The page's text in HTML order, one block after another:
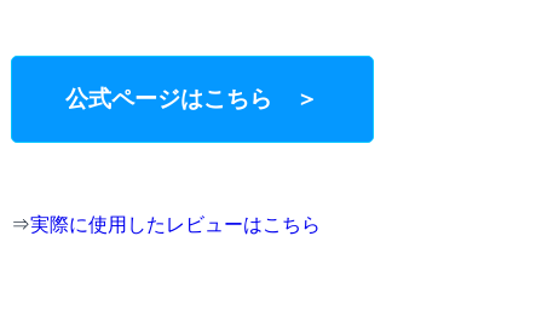
公式ページはこちら ＞
⇒実際に使用したレビューはこちら